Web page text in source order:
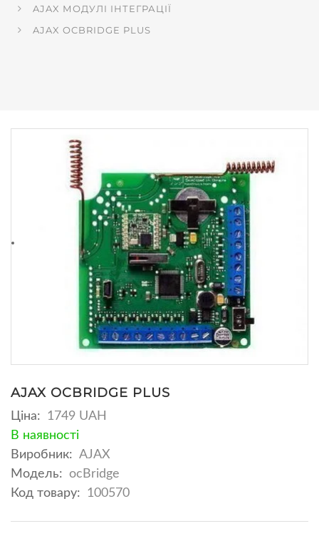
AJAX МОДУЛI ІНТЕГРАЦІЇ
AJAX OCBRIDGE PLUS
AJAX OCBRIDGE PLUS
Ціна:
1749 UAH
В наявності
Виробник: AJAX
Модель: ocBridge
Код товару:
100570